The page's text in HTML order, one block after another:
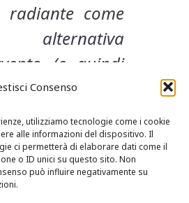
Consenso
utilizziamo tecnologie come i cookie
alle informazioni del dispositivo. Il
ci permetterà di elaborare dati come il
o ID unici su questo sito. Non
può influire negativamente su
radiante come
(e quindi
terapia
solo in caso
anziani e in
di
mentre altri